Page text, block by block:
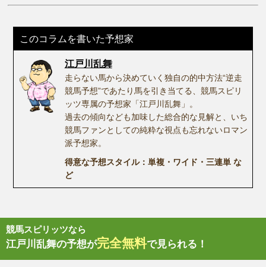
このコラムを書いた予想家
江戸川乱舞
走らない馬から決めていく独自の的中方法“逆走
競馬予想”であたり馬を引き当てる、競馬スピリ
ッツ専属の予想家「江戸川乱舞」。
過去の傾向なども加味した総合的な見解と、いち
競馬ファンとしての純粋な視点も忘れないロマン
派予想家。
得意な予想スタイル：単複・ワイド・三連単 な
ど
競馬スピリッツなら
江戸川乱舞の予想が完全無料で見られる！